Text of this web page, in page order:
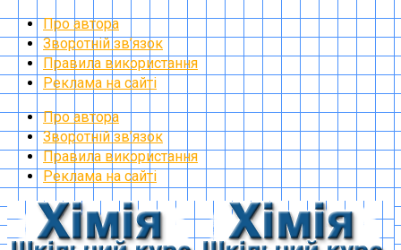
Про автора
Зворотній зв’язок
Правила використання
Реклама на сайті
Про автора
Зворотній зв’язок
Правила використання
Реклама на сайті